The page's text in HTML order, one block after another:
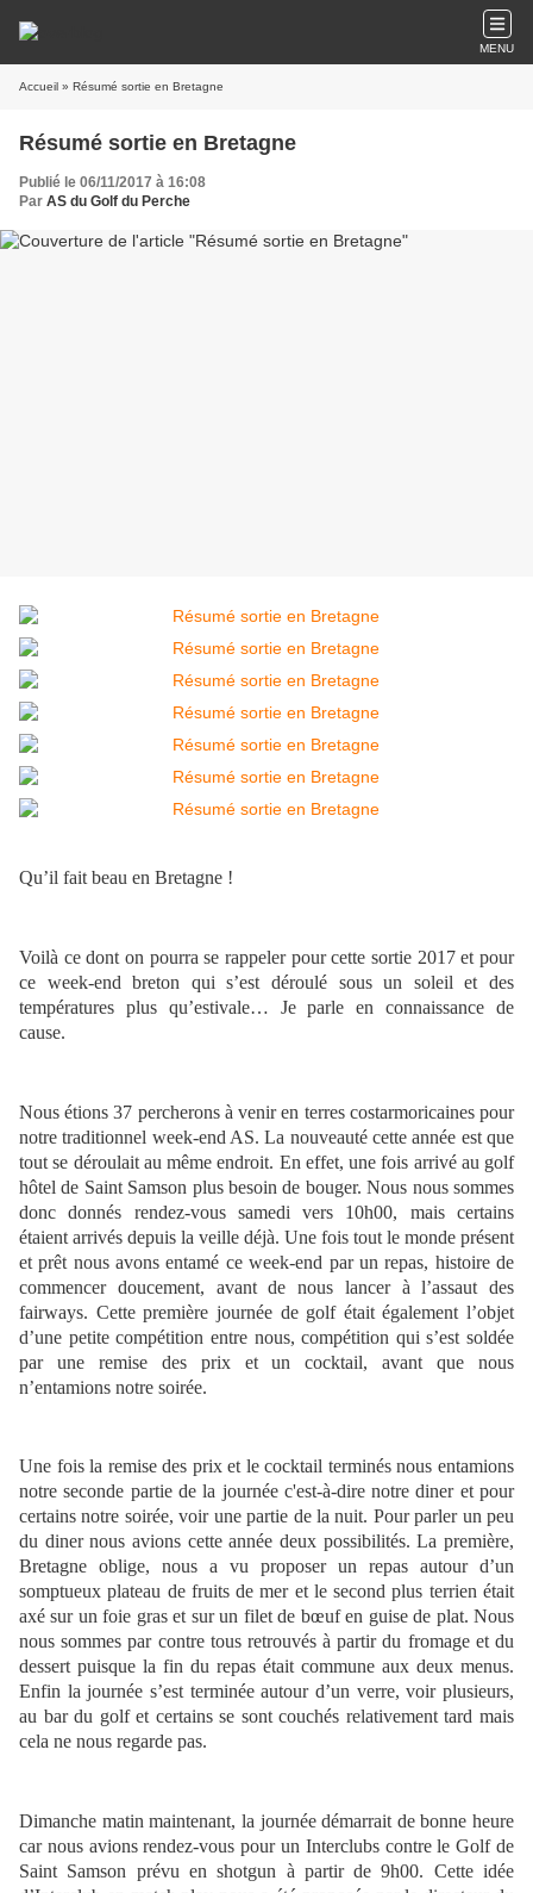
MENU
Accueil » Résumé sortie en Bretagne
Résumé sortie en Bretagne
Publié le 06/11/2017 à 16:08
Par AS du Golf du Perche
Qu’il fait beau en Bretagne !
Voilà ce dont on pourra se rappeler pour cette sortie 2017 et pour
ce week-end breton qui s’est déroulé sous un soleil et des
températures plus qu’estivale… Je parle en connaissance de
cause.
Nous étions 37 percherons à venir en terres costarmoricaines pour
notre traditionnel week-end AS. La nouveauté cette année est que
tout se déroulait au même endroit. En effet, une fois arrivé au golf
hôtel de Saint Samson plus besoin de bouger. Nous nous sommes
donc donnés rendez-vous samedi vers 10h00, mais certains
étaient arrivés depuis la veille déjà. Une fois tout le monde présent
et prêt nous avons entamé ce week-end par un repas, histoire de
commencer doucement, avant de nous lancer à l’assaut des
fairways. Cette première journée de golf était également l’objet
d’une petite compétition entre nous, compétition qui s’est soldée
par une remise des prix et un cocktail, avant que nous
n’entamions notre soirée.
Une fois la remise des prix et le cocktail terminés nous entamions
notre seconde partie de la journée c'est-à-dire notre diner et pour
certains notre soirée, voir une partie de la nuit. Pour parler un peu
du diner nous avions cette année deux possibilités. La première,
Bretagne oblige, nous a vu proposer un repas autour d’un
somptueux plateau de fruits de mer et le second plus terrien était
axé sur un foie gras et sur un filet de bœuf en guise de plat. Nous
nous sommes par contre tous retrouvés à partir du fromage et du
dessert puisque la fin du repas était commune aux deux menus.
Enfin la journée s’est terminée autour d’un verre, voir plusieurs,
au bar du golf et certains se sont couchés relativement tard mais
cela ne nous regarde pas.
Dimanche matin maintenant, la journée démarrait de bonne heure
car nous avions rendez-vous pour un Interclubs contre le Golf de
Saint Samson prévu en shotgun à partir de 9h00. Cette idée